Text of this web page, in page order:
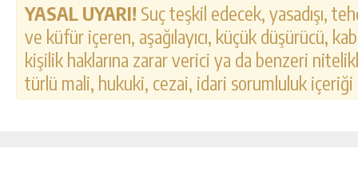
YASAL UYARI! Suç teşkil edecek, yasadışı,
ve küfür içeren, aşağılayıcı, küçük düşürücü,
kişilik haklarına zarar verici ya da benzeri
türlü mali, hukuki, cezai, idari sorumluluk